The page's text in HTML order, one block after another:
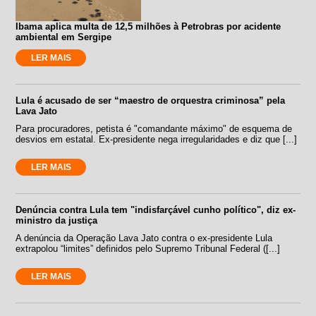
Ibama aplica multa de 12,5 milhões à Petrobras por acidente
ambiental em Sergipe
LER MAIS
Lula é acusado de ser “maestro de orquestra criminosa” pela
Lava Jato
Para procuradores, petista é "comandante máximo" de esquema de
desvios em estatal. Ex-presidente nega irregularidades e diz que [...]
LER MAIS
Denúncia contra Lula tem "indisfarçável cunho político", diz ex-
ministro da justiça
A denúncia da Operação Lava Jato contra o ex-presidente Lula
extrapolou “limites” definidos pelo Supremo Tribunal Federal ([...]
LER MAIS